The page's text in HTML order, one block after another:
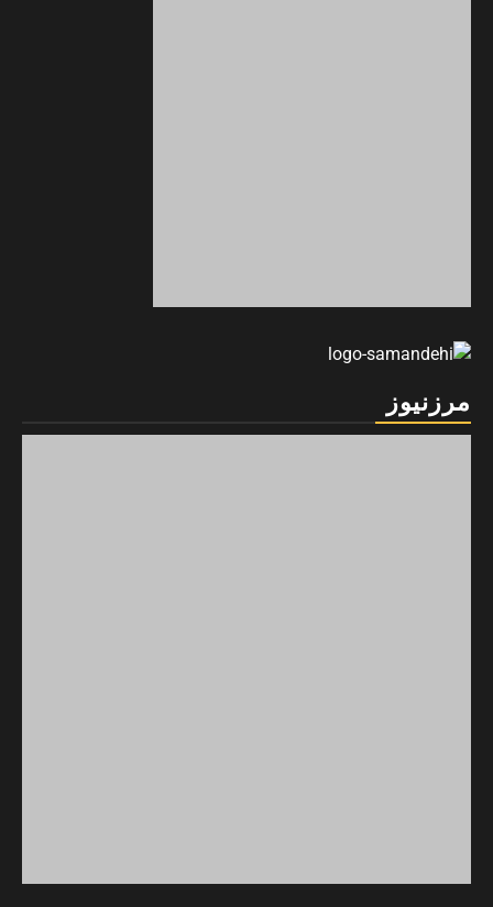
مرزنیوز